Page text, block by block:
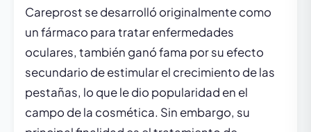
Careprost se desarrolló originalmente como
un fármaco para tratar enfermedades
oculares, también ganó fama por su efecto
secundario de estimular el crecimiento de las
pestañas, lo que le dio popularidad en el
campo de la cosmética. Sin embargo, su